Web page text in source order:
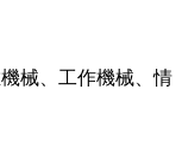
械、工作機械、情